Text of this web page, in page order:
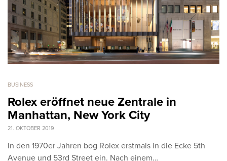
BUSINESS
Rolex eröffnet neue Zentrale in
Manhattan, New York City
21. OKTOBER 2019
In den 1970er Jahren bog Rolex erstmals in die Ecke 5th
Avenue und 53rd Street ein. Nach einem…